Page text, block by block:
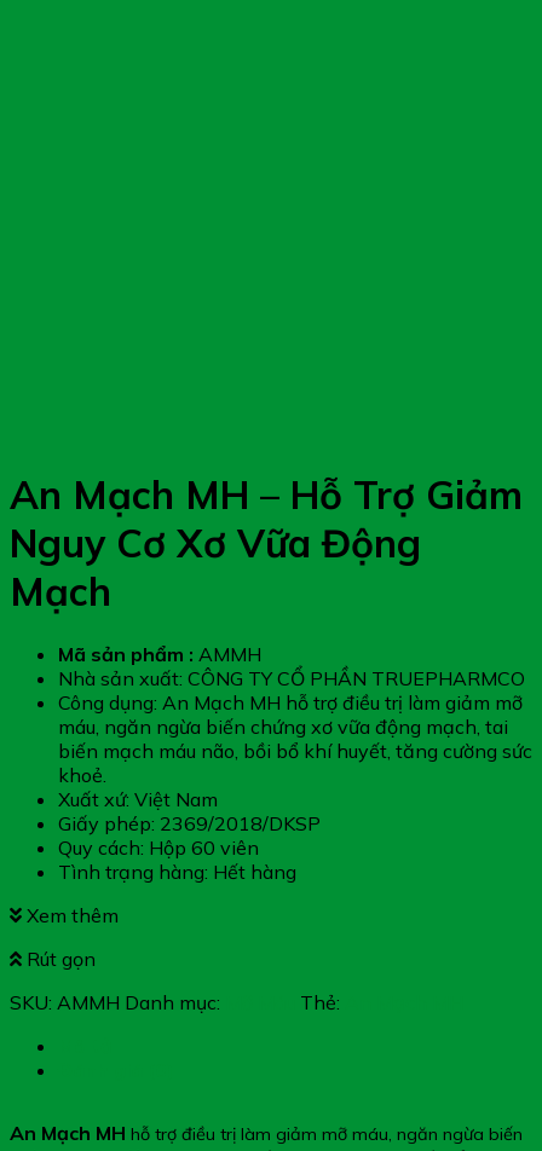
An Mạch MH – Hỗ Trợ Giảm
Nguy Cơ Xơ Vữa Động
Mạch
Mã sản phẩm : AMMH
Nhà sản xuất: CÔNG TY CỔ PHẦN TRUEPHARMCO
Công dụng: An Mạch MH hỗ trợ điều trị làm giảm mỡ
máu, ngăn ngừa biến chứng xơ vữa động mạch, tai
biến mạch máu não, bồi bổ khí huyết, tăng cường sức
khoẻ.
Xuất xứ: Việt Nam
Giấy phép: 2369/2018/DKSP
Quy cách: Hộp 60 viên
Tình trạng hàng: Hết hàng
Xem thêm
Rút gọn
SKU: AMMH Danh mục: Thẻ:
An Mạch MH hỗ trợ điều trị làm giảm mỡ máu, ngăn ngừa biến